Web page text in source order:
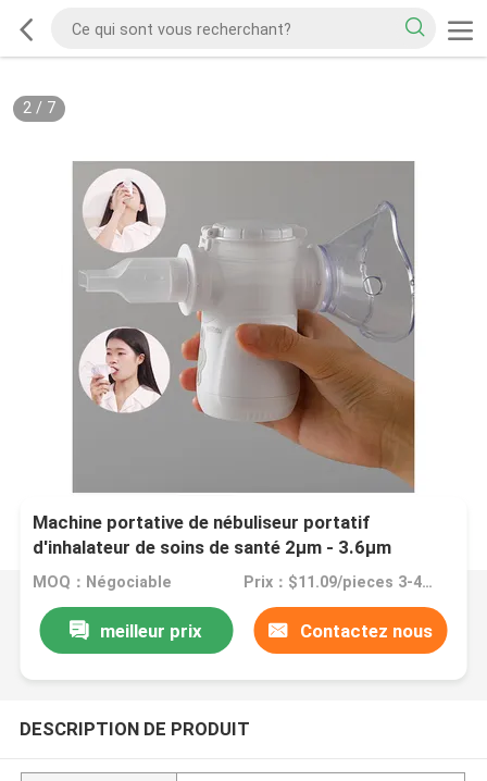
2/ 7
Machine portative de nébuliseur portatif
d'inhalateur de soins de santé 2μm - 3.6μm
réglables
MOQ：Négociable Prix：$11.09/pieces 3-499 pieces
meilleur prix Contactez nous
DESCRIPTION DE PRODUIT